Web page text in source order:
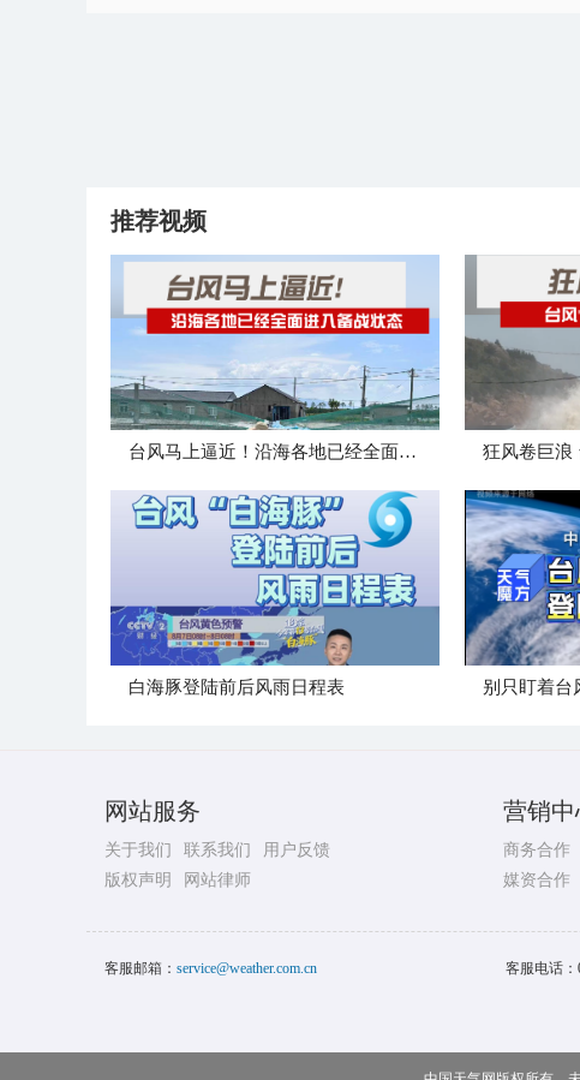
推荐视频
台风马上逼近！沿海各地已经全面进入备战状态
白海豚登陆前后风雨日程表 别只盯着台
网站服务
关于我们 联系我们
用户反馈
版权声明
网站律师
营销中
商务合作
媒资合作
客服邮箱： service@weather.com.cn 客服电话：